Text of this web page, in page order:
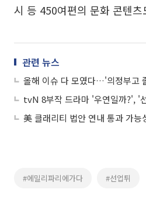
시 등 450여편의 문화 콘텐
관련 뉴스
#에밀리파리에가다 #선업튀